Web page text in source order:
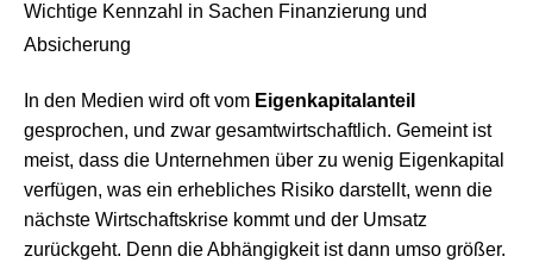
Wichtige Kennzahl in Sachen Finanzierung und
Absicherung
In den Medien wird oft vom Eigenkapitalanteil
gesprochen, und zwar gesamtwirtschaftlich. Gemeint ist
meist, dass die Unternehmen über zu wenig Eigenkapital
verfügen, was ein erhebliches Risiko darstellt, wenn die
nächste Wirtschaftskrise kommt und der Umsatz
zurückgeht. Denn die Abhängigkeit ist dann umso größer.